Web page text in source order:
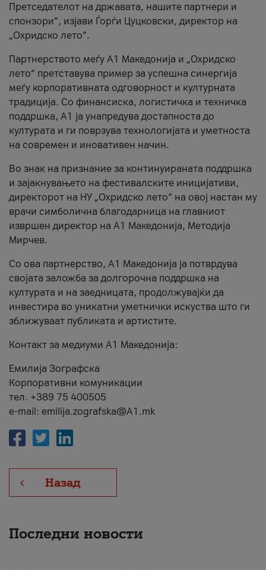
Претседателот на државата, нашите партнери и
спонзори“, изјави Ѓорѓи Цуцковски, директор на
„Охридско лето“.
Партнерството меѓу A1 Македонија и „Охридско
лето“ претставува пример за успешна синергија
меѓу корпоративната одговорност и културната
традиција. Со финансиска, логистичка и техничка
поддршка, A1 ја унапредува достапноста до
културата и ги поврзува технологијата и уметноста
на современ и иновативен начин.
Во знак на признание за континуираната поддршка
и зајакнувањето на фестивалските иницијативи,
директорот на НУ „Охридско лето“ на овој настан му
врачи симболична благодарница на главниот
извршен директор на A1 Македонија, Методија
Мирчев.
Со ова партнерство, A1 Македонија ја потврдува
својата заложба за долгорочна поддршка на
културата и на заедницата, продолжувајќи да
инвестира во уникатни уметнички искуства што ги
зближуваат публиката и артистите.
Контакт за медиуми А1 Македонија:
Емилија Зографска
Корпоративни комуникации
тел. +389 75 400505
e-mail: emilija.zografska@A1.mk
Назад
Последни новости